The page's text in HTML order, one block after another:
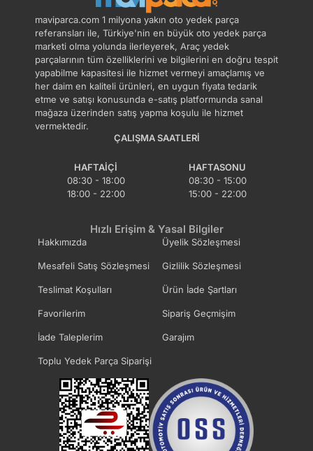
maviparca.com 1 milyona yakın oto yedek parça
referansları ile, Türkiye'nin en büyük oto yedek parça
marketi olma yolunda ilerleyerek, Araç yedek
parçalarının tüm özelliklerini ve bilgilerini en doğru tespit
yapabilme kapasitesi ile hizmet vermeyi amaçlamış ve
her daim en kaliteli ürünleri, en uygun fiyata tedarik
etme ve satışı konusunda e-satış platformunda sanal
mağaza üzerinden satış yapma koşulu ile hizmet
vermektedir.
ÇALIŞMA SAATLERI
HAFTAIÇI
08:30 - 18:00
18:00 - 22:00
HAFTASONU
08:30 - 15:00
15:00 - 22:00
Hızlı Erişim & Yasal Bilgiler
Hakkımızda Üyelik Sözleşmesi
Mesafeli Satış Sözleşmesi Gizlilik Sözleşmesi
Teslimat Koşulları Ürün İade Şartları
Favorilerim Sipariş Geçmişim
İade Taleplerim Garajım
Toplu Yedek Parça Siparişi